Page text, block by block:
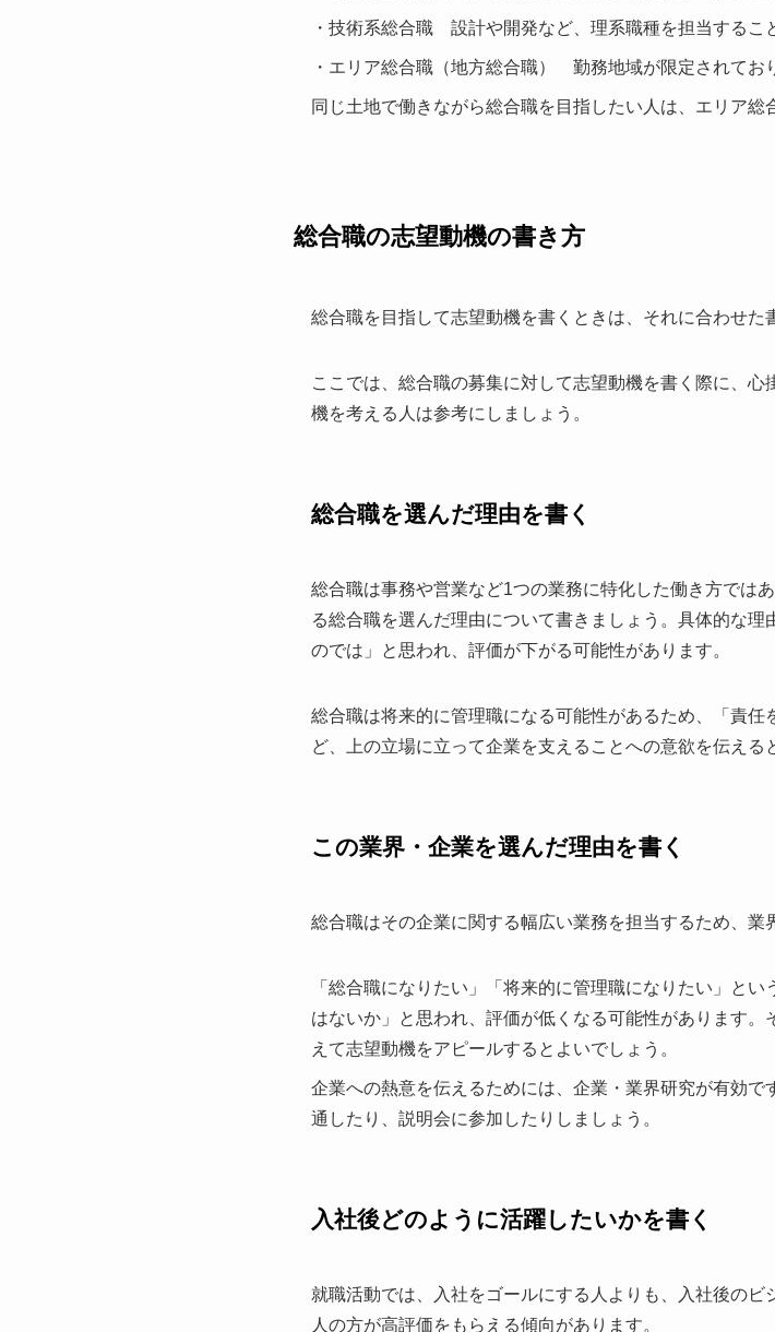
・技術系総合職 設計や開発など、理系職種を担当するこ
・エリア総合職（地方総合職） 勤務地域が限定されてお
同じ土地で働きながら総合職を目指したい人は、エリア総
総合職の志望動機の書き方
総合職を目指して志望動機を書くときは、それに合わせた
ここでは、総合職の募集に対して志望動機を書く際に、
機を考える人は参考にしましょう。
総合職を選んだ理由を書く
総合職は事務や営業など1つの業務に特化した働き方では
る総合職を選んだ理由について書きましょう。具体的な
のでは」と思われ、評価が下がる可能性があります。
総合職は将来的に管理職になる可能性があるため、「責
ど、上の立場に立って企業を支えることへの意欲を伝える
この業界・企業を選んだ理由を書く
総合職はその企業に関する幅広い業務を担当するため、業
「総合職になりたい」「将来的に管理職になりたい」と
はないか」と思われ、評価が低くなる可能性があります
えて志望動機をアピールするとよいでしょう。
企業への熱意を伝えるためには、企業・業界研究が有効
通したり、説明会に参加したりしましょう。
入社後どのように活躍したいかを書く
就職活動では、入社をゴールにする人よりも、入社後の
人の方が高評価をもらえる傾向があります。